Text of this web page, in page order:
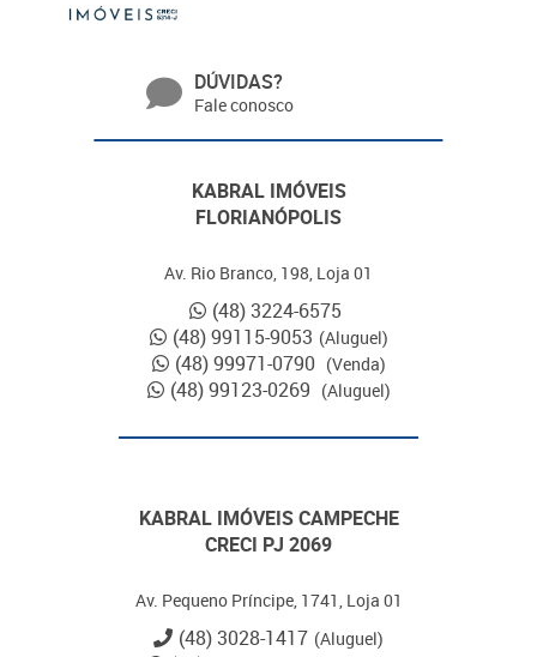
DÚVIDAS?
Fale conosco
KABRAL IMÓVEIS
FLORIANÓPOLIS
Av. Rio Branco, 198, Loja 01
(48) 3224-6575
(48) 99115-9053 (Aluguel)
(48) 99971-0790 (Venda)
(48) 99123-0269 (Aluguel)
KABRAL IMÓVEIS CAMPECHE
CRECI PJ 2069
Av. Pequeno Príncipe, 1741, Loja 01
(48) 3028-1417 (Aluguel)